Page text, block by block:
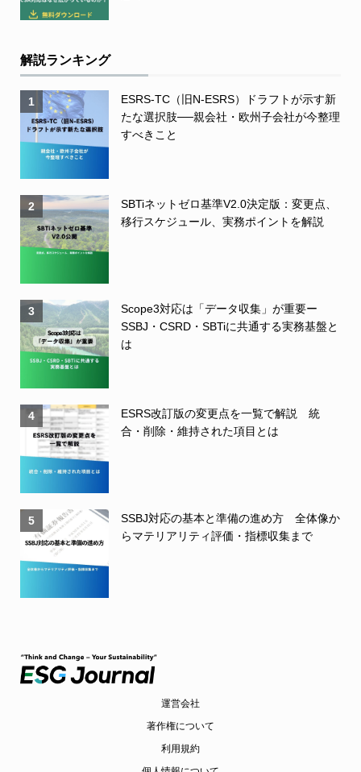
解説ランキング
1
ESRS-TC（旧N-ESRS）ドラフトが示す新
たな選択肢──親会社・欧州子会社が今整理
すべきこと
2
SBTiネットゼロ基準V2.0決定版：変更点、
移行スケジュール、実務ポイントを解説
3
Scope3対応は「データ収集」が重要ー
SSBJ・CSRD・SBTiに共通する実務基盤と
は
4
ESRS改訂版の変更点を一覧で解説 統
合・削除・維持された項目とは
5
SSBJ対応の基本と準備の進め方 全体像か
らマテリアリティ評価・指標収集まで
運営会社
著作権について
利用規約